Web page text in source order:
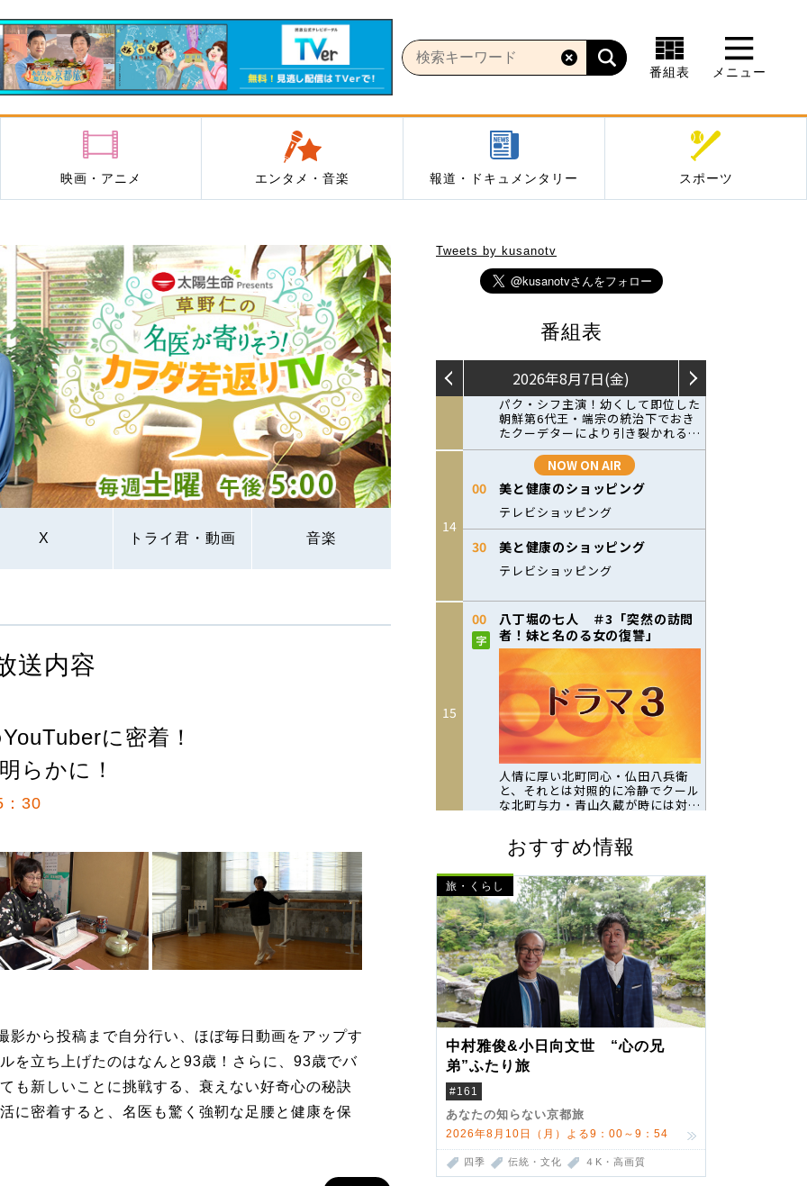
番組表 メニュー
映画・アニメ エンタメ・音楽 報道・ドキュメンタリー スポーツ
X トライ君・動画 音楽
Tweets by kusanotv
番組表
おすすめ情報
旅・くらし
中村雅俊&小日向文世 “心の兄
弟”ふたり旅
#161
あなたの知らない京都旅
2026年8月10日（月）よる9：00～9：54
四季 伝統・文化 ４K・高画質
送内容
に密着！
らかに！
：30
から投稿まで自分行い、ほぼ毎日動画をアップす
を立ち上げたのはなんと93歳！さらに、93歳でバ
も新しいことに挑戦する、衰えない好奇心の秘訣
に密着すると、名医も驚く強靭な足腰と健康を保